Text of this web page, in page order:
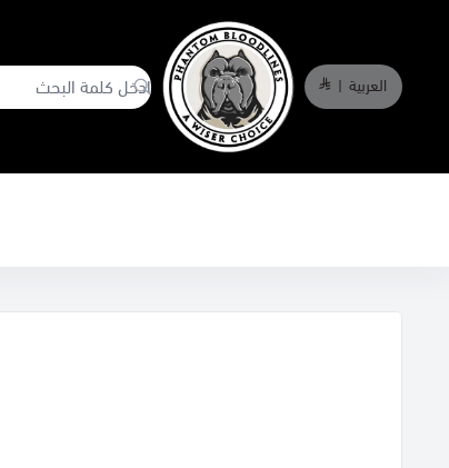
العربية |
phantombloodlines